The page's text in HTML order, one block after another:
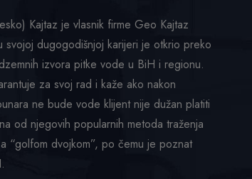
Kajtaz je vlasnik firme Geo Kajtaz
svojoj dugogodišnjoj karijeri je otkrio preko
izvora pitke vode u BiH i regionu.
za svoj rad i kaže ako nakon
ne bude vode klijent nije dužan platiti
od njegovih popularnih metoda traženja
“golfom dvojkom”, po čemu je poznat